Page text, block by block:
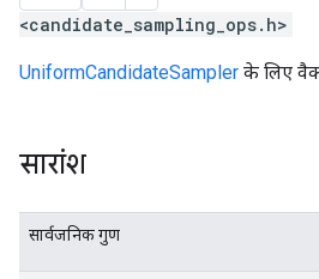
<candidate_sampling_ops.h>
UniformCandidateSampler के लिए
सारांश
सार्वजनिक गुण